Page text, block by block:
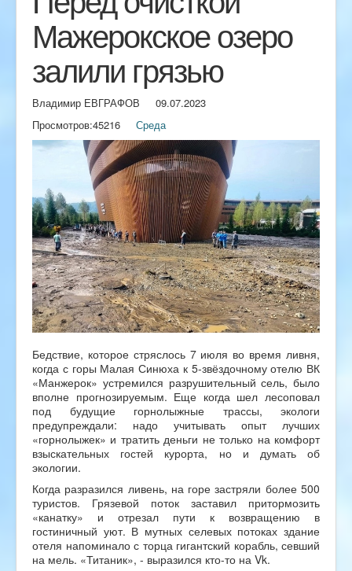
Мажерокское озеро
залили грязью
Владимир ЕВГРАФОВ
09.07.2023
Просмотров:45216 Среда
Бедствие, которое стряслось 7 июля во время ливня,
когда с горы Малая Синюха к 5-звёздочному отелю ВК
«Манжерок» устремился разрушительный сель, было
вполне прогнозируемым. Еще когда шел лесоповал
под будущие горнолыжные трассы, экологи
предупреждали: надо учитывать опыт лучших
«горнолыжек» и тратить деньги не только на комфорт
взыскательных гостей курорта, но и думать об
экологии.
Когда разразился ливень, на горе застряли более 500
туристов. Грязевой поток заставил притормозить
«канатку» и отрезал пути к возвращению в
гостиничный уют. В мутных селевых потоках здание
отеля напоминало с торца гигантский корабль, севший
на мель. «Титаник», - выразился кто-то на Vk.